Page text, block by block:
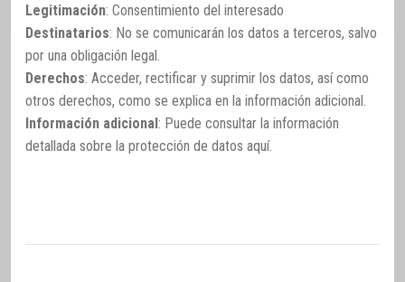
Legitimación: Consentimiento del interesado
Destinatarios: No se comunicarán los datos a terceros, salvo
por una obligación legal.
Derechos: Acceder, rectificar y suprimir los datos, así como
otros derechos, como se explica en la información adicional.
Información adicional: Puede consultar la información
detallada sobre la protección de datos aquí.